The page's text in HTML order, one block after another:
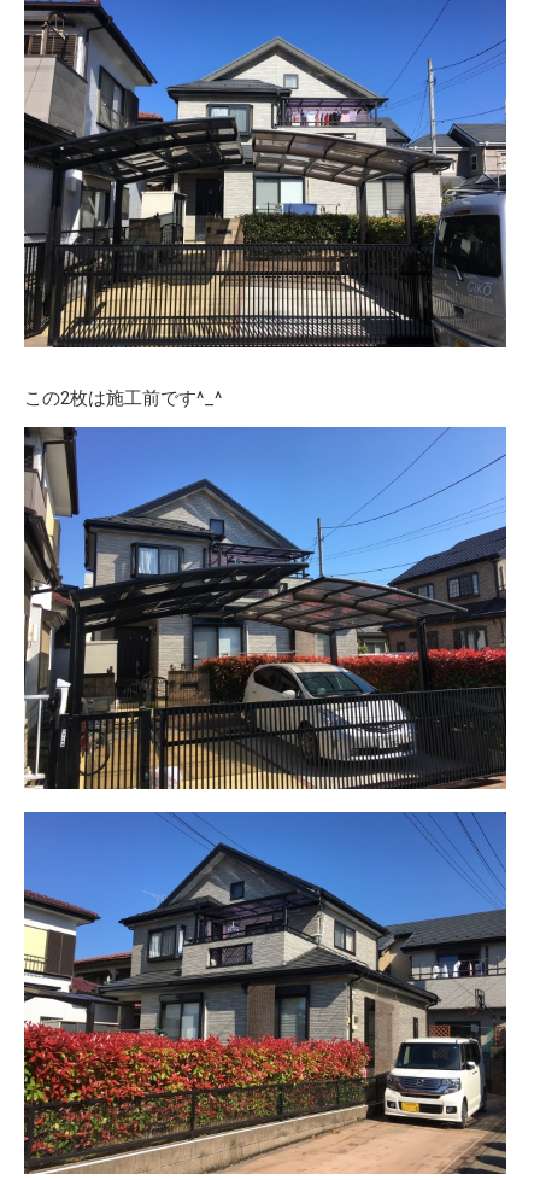
この2枚は施工前です^_^